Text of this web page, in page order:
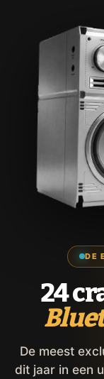
DE
24
De meest
dit jaar in een